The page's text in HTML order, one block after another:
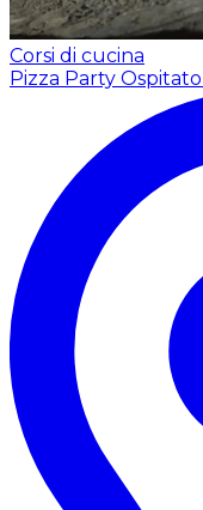
Corsi di cucina
Pizza Party Ospitato